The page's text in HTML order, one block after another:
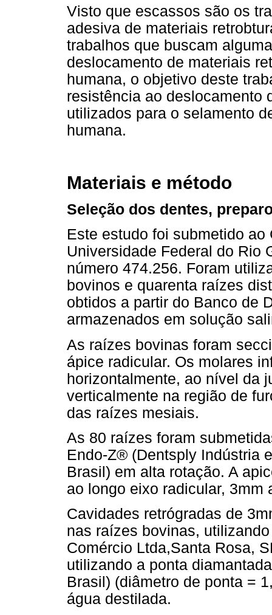
Visto que escassos são os
adesiva de materiais
trabalhos que buscam
deslocamento de materiais
humana, o objetivo deste
resistência ao deslocamento
utilizados para o selamento
humana.
Materiais e método
Seleção dos dentes,
Este estudo foi submetido
Universidade Federal do Rio
número 474.256. Foram
bovinos e quarenta raízes
obtidos a partir do Banco de
armazenados em solução
As raízes bovinas foram
ápice radicular. Os molares
horizontalmente, ao nível da
verticalmente na região de
das raízes mesiais.
As 80 raízes foram
Endo-Z® (Dentsply Indústria
Brasil) em alta rotação. A
ao longo eixo radicular, 3mm
Cavidades retrógradas de
nas raízes bovinas,
Comércio Ltda,Santa Rosa,
utilizando a ponta
Brasil) (diâmetro de ponta =
água destilada.